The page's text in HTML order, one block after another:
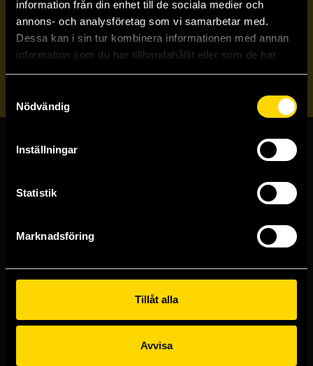
information från din enhet till de sociala medier och
annons- och analysföretag som vi samarbetar med.
Dessa kan i sin tur kombinera informationen med annan
information som du har tillhandahållit eller som de har
samlat in när du har använt deras tjänster.
Nödvändig
Inställningar
Statistik
Marknadsföring
Tillåt alla
Avvisa
Veckobrevet
Skicka
Stockholmsbutiken
Södra Förstadsgatan 26
211 43 Malmö